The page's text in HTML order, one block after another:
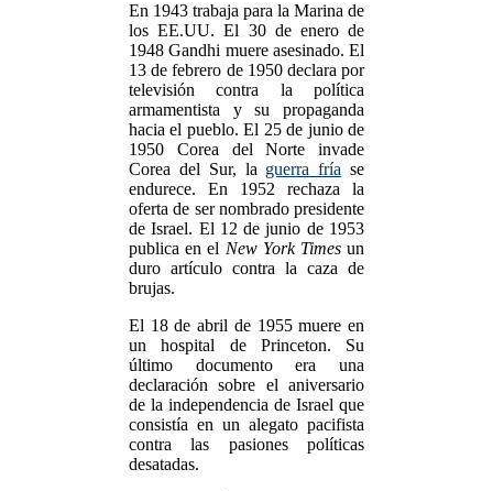
En 1943 trabaja para la Marina de
los EE.UU. El 30 de enero de
1948 Gandhi muere asesinado. El
13 de febrero de 1950 declara por
televisión contra la política
armamentista y su propaganda
hacia el pueblo. El 25 de junio de
1950 Corea del Norte invade
Corea del Sur, la guerra fría se
endurece. En 1952 rechaza la
oferta de ser nombrado presidente
de Israel. El 12 de junio de 1953
publica en el New York Timesun
duro artículo contra la caza de
brujas.
El 18 de abril de 1955 muere en
un hospital de Princeton. Su
último documento era una
declaración sobre el aniversario
de la independencia de Israel que
consistía en un alegato pacifista
contra las pasiones políticas
desatadas.